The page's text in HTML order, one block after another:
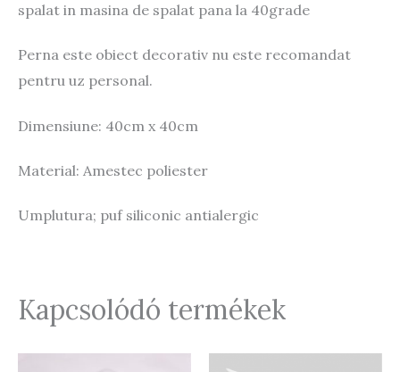
spalat in masina de spalat pana la 40grade
Perna este obiect decorativ nu este recomandat
pentru uz personal.
Dimensiune: 40cm x 40cm
Material: Amestec poliester
Umplutura; puf siliconic antialergic
Kapcsolódó termékek